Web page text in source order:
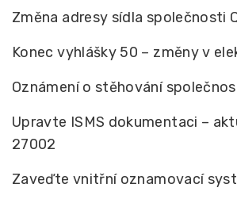
Změna adresy sídla společnosti
Konec vyhlášky 50 – změny v
Oznámení o stěhování
Upravte ISMS dokumentaci –
27002
Zaveďte vnitřní oznamovací